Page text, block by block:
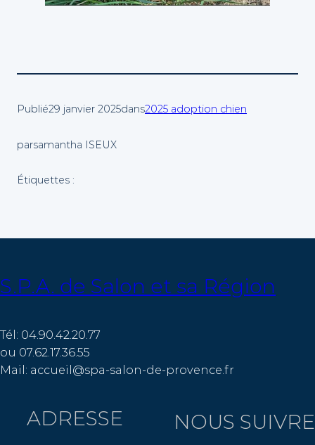
Publié29 janvier 2025dans2025 adoption chien
parsamantha ISEUX
Étiquettes :
S.P.A. de Salon et sa Région
Tél: 04.90.42.20.77
ou 07.62.17.36.55
Mail: accueil@spa-salon-de-provence.fr
ADRESSE NOUS SUIVRE